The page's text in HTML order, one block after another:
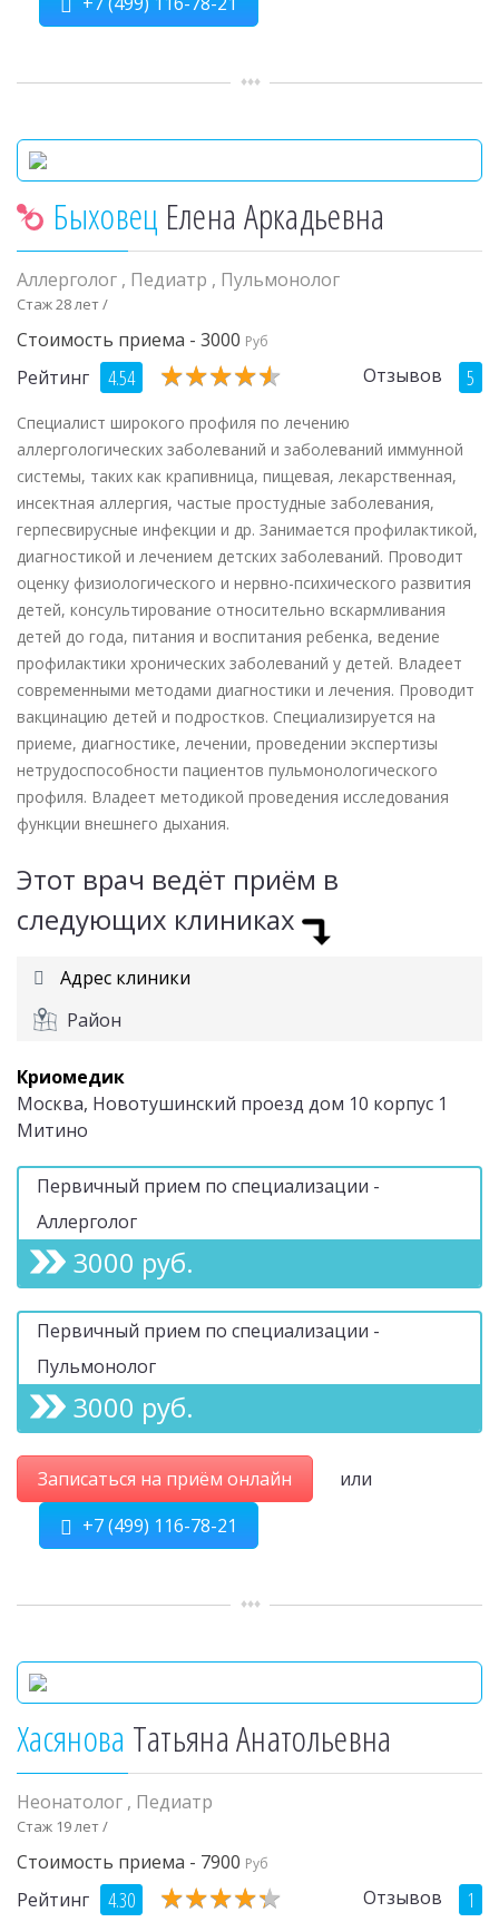
Быховец Елена Аркадьевна
Аллерголог , Педиатр , Пульмонолог
Стаж 28 лет /
Стоимость приема - 3000 Руб
Рейтинг 4.54 ★★★★★
★★★★★ Отзывов 5
Специалист широкого профиля по лечению
аллергологических заболеваний и заболеваний иммунной
системы, таких как крапивница, пищевая, лекарственная,
инсектная аллергия, частые простудные заболевания,
герпесвирусные инфекции и др. Занимается профилактикой,
диагностикой и лечением детских заболеваний. Проводит
оценку физиологического и нервно-психического развития
детей, консультирование относительно вскармливания
детей до года, питания и воспитания ребенка, ведение
профилактики хронических заболеваний у детей. Владеет
современными методами диагностики и лечения. Проводит
вакцинацию детей и подростков. Специализируется на
приеме, диагностике, лечении, проведении экспертизы
нетрудоспособности пациентов пульмонологического
профиля. Владеет методикой проведения исследования
функции внешнего дыхания.
Этот врач ведёт приём в
следующих клиниках
Адрес клиники
Район
Криомедик
Москва, Новотушинский проезд дом 10 корпус 1
Митино
Первичный прием по специализации -
Аллерголог
3000 руб.
Первичный прием по специализации -
Пульмонолог
3000 руб.
Записаться на приём онлайн
или
+7 (499) 116-78-21
Хасянова Татьяна Анатольевна
Неонатолог , Педиатр
Стаж 19 лет /
Стоимость приема - 7900 Руб
Рейтинг 4.30 ★★★★★
★★★★★ Отзывов 1